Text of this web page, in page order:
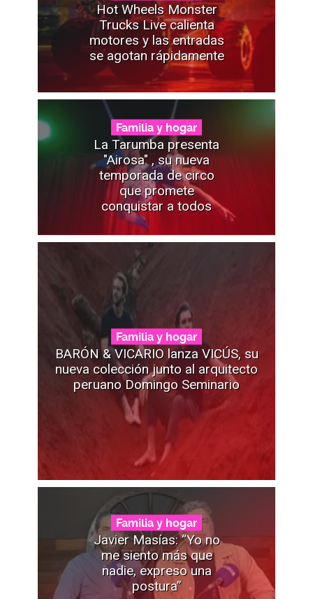
Hot Wheels Monster
Trucks Live calienta
motores y las entradas
se agotan rápidamente
Familia y hogar
La Tarumba presenta
"Airosa" , su nueva
temporada de circo
que promete
conquistar a todos
Familia y hogar
BARÓN & VICARIO lanza VICÚS, su
nueva colección junto al arquitecto
peruano Domingo Seminario
Familia y hogar
Javier Masías: “Yo no
me siento más que
nadie, expreso una
postura”